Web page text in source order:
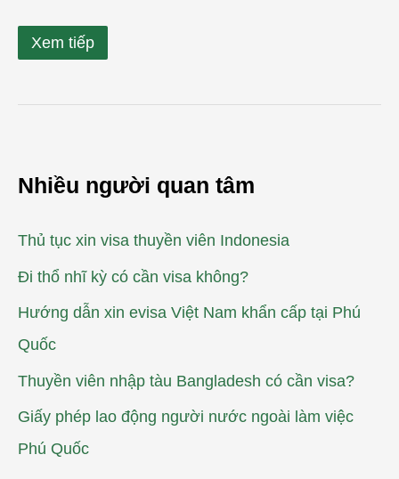
Xem tiếp
Nhiều người quan tâm
Thủ tục xin visa thuyền viên Indonesia
Đi thổ nhĩ kỳ có cần visa không?
Hướng dẫn xin evisa Việt Nam khẩn cấp tại Phú
Quốc
Thuyền viên nhập tàu Bangladesh có cần visa?
Giấy phép lao động người nước ngoài làm việc
Phú Quốc